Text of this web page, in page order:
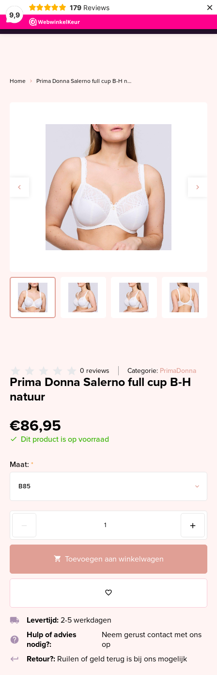
9,9
179 Reviews ×
menu
Home Prima Donna Salerno full cup B-H natuur
0 reviews Categorie: PrimaDonna
Prima Donna Salerno full cup B-H
natuur
€86,95
Dit product is op voorraad
Maat: *
Toevoegen aan winkelwagen
local_shipping Levertijd: 2-5 werkdagen
help
Hulp of advies
nodig?:
Neem gerust contact met ons
op
keyboard_return
Retour?: Ruilen of geld terug is bij ons mogelijk